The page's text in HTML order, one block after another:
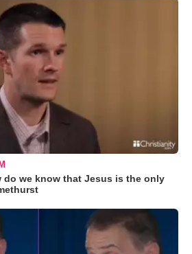
do we know that Jesus is the only